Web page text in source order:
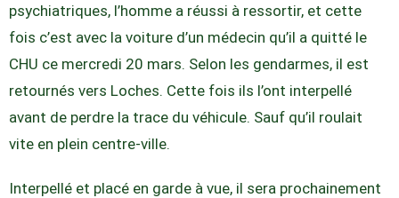
psychiatriques, l’homme a réussi à ressortir, et cette
fois c’est avec la voiture d’un médecin qu’il a quitté le
CHU ce mercredi 20 mars. Selon les gendarmes, il est
retournés vers Loches. Cette fois ils l’ont interpellé
avant de perdre la trace du véhicule. Sauf qu’il roulait
vite en plein centre-ville.
Interpellé et placé en garde à vue, il sera prochainement